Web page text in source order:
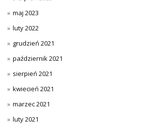
maj 2023
luty 2022
grudzień 2021
październik 2021
sierpień 2021
kwiecień 2021
marzec 2021
luty 2021